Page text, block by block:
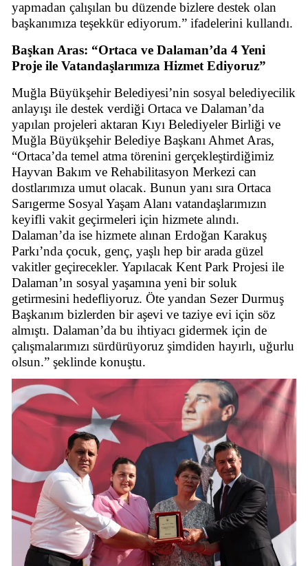
yapmadan çalışılan bu düzende bizlere destek olan
başkanımıza teşekkür ediyorum.” ifadelerini kullandı.
Başkan Aras: “Ortaca ve Dalaman’da 4 Yeni
Proje ile Vatandaşlarımıza Hizmet Ediyoruz”
Muğla Büyükşehir Belediyesi’nin sosyal belediyecilik
anlayışı ile destek verdiği Ortaca ve Dalaman’da
yapılan projeleri aktaran Kıyı Belediyeler Birliği ve
Muğla Büyükşehir Belediye Başkanı Ahmet Aras,
“Ortaca’da temel atma törenini gerçekleştirdiğimiz
Hayvan Bakım ve Rehabilitasyon Merkezi can
dostlarımıza umut olacak. Bunun yanı sıra Ortaca
Sarıgerme Sosyal Yaşam Alanı vatandaşlarımızın
keyifli vakit geçirmeleri için hizmete alındı.
Dalaman’da ise hizmete alınan Erdoğan Karakuş
Parkı’nda çocuk, genç, yaşlı hep bir arada güzel
vakitler geçirecekler. Yapılacak Kent Park Projesi ile
Dalaman’ın sosyal yaşamına yeni bir soluk
getirmesini hedefliyoruz. Öte yandan Sezer Durmuş
Başkanım bizlerden bir aşevi ve taziye evi için söz
almıştı. Dalaman’da bu ihtiyacı gidermek için de
çalışmalarımızı sürdürüyoruz şimdiden hayırlı, uğurlu
olsun.” şeklinde konuştu.